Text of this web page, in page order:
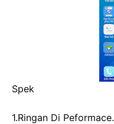
Spek
1.Ringan Di Peformace.